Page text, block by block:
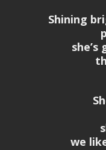
Shining
we